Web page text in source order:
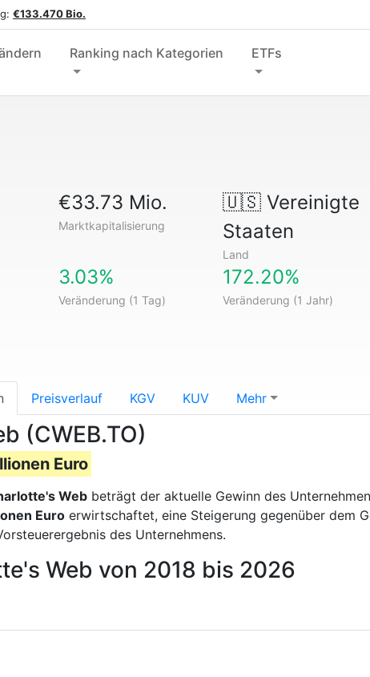
€133.470 Bio.
Ranking nach Kategorien ETFs
€33.73 Mio.
Marktkapitalisierung
🇺🇸Vereinigte
Staaten
Land
3.03%
Veränderung (1 Tag)
172.20%
Veränderung (1 Jahr)
Preisverlauf KGV KUV Mehr
(CWEB.TO)
Euro
Web beträgt der aktuelle Gewinn des
Euro erwirtschaftet, eine Steigerung gegenüber dem
des Unternehmens.
Web von 2018 bis 2026